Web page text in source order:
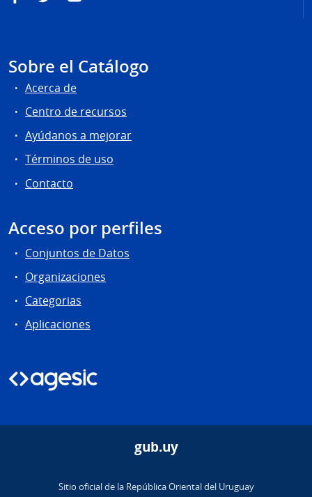
Sobre el Catálogo
Acerca de
Centro de recursos
Ayúdanos a mejorar
Términos de uso
Contacto
Acceso por perfiles
Conjuntos de Datos
Organizaciones
Categorias
Aplicaciones
gub.uy
Sitio oficial de la República Oriental del Uruguay